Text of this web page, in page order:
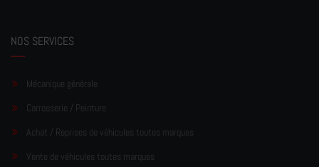
NOS SERVICES
Mécanique générale
Carrosserie / Peinture
Achat / Reprises de véhicules toutes marques
Vente de véhicules toutes marques